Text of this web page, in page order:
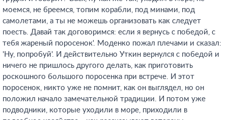
моемся, не бреемся, топим корабли, под минами, под
самолетами, а ты не можешь организовать как следует
поесть. Давай так договоримся: если я вернусь с победой, с
тебя жареный поросенок'. Моденко пожал плечами и сказал:
'Ну, попробуй'. И действительно Уткин вернулся с победой и
ничего не пришлось другого делать, как приготовить
роскошного большого поросенка при встрече. И этот
поросенок, никто уже не помнит, как он выглядел, но он
положил начало замечательной традиции. И потом уже
подводники, которые уходили в море, приходили в